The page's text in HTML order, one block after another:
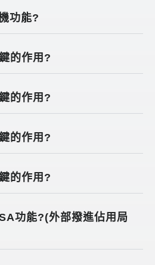
功能?
的作用?
的作用?
的作用?
的作用?
功能?(外部撥進佔用局